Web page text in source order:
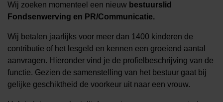
Wij zoeken momenteel een nieuw bestuurslid
Fondsenwerving en PR/Communicatie.
Wij betalen jaarlijks voor meer dan 1400 kinderen de
contributie of het lesgeld en kennen een groeiend aantal
aanvragen. Hieronder vind je de profielbeschrijving van de
functie. Gezien de samenstelling van het bestuur gaat bij
gelijke geschiktheid de voorkeur uit naar een vrouw.